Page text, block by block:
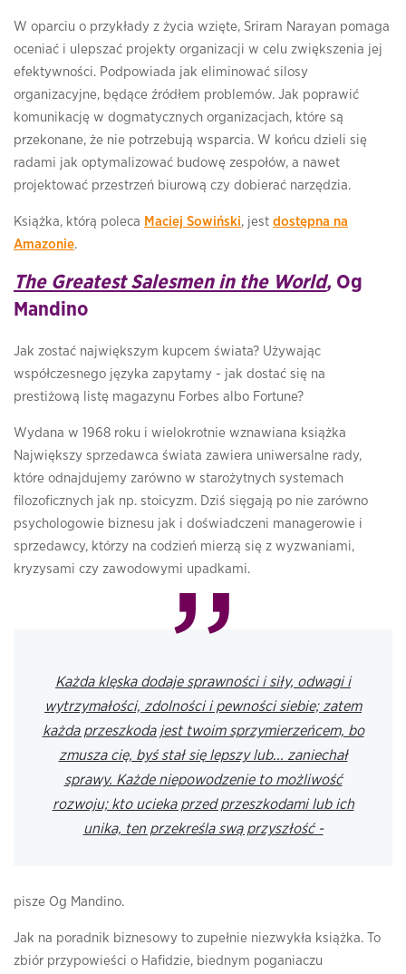
W oparciu o przykłady z życia wzięte, Sriram Narayan pomaga
oceniać i ulepszać projekty organizacji w celu zwiększenia jej
efektywności. Podpowiada jak eliminować silosy
organizacyjne, będące źródłem problemów. Jak poprawić
komunikację w dogmatycznych organizacjach, które są
przekonane, że nie potrzebują wsparcia. W końcu dzieli się
radami jak optymalizować budowę zespołów, a nawet
projektować przestrzeń biurową czy dobierać narzędzia.
Książka, którą poleca Maciej Sowiński, jest dostępna na
Amazonie.
The Greatest Salesmen in the World, Og
Mandino
Jak zostać największym kupcem świata? Używając
współczesnego języka zapytamy - jak dostać się na
prestiżową listę magazynu Forbes albo Fortune?
Wydana w 1968 roku i wielokrotnie wznawiana książka
Największy sprzedawca świata zawiera uniwersalne rady,
które odnajdujemy zarówno w starożytnych systemach
filozoficznych jak np. stoicyzm. Dziś sięgają po nie zarówno
psychologowie biznesu jak i doświadczeni managerowie i
sprzedawcy, którzy na codzień mierzą się z wyzwaniami,
kryzysami czy zawodowymi upadkami.
Każda klęska dodaje sprawności i siły, odwagi i
wytrzymałości, zdolności i pewności siebie; zatem
każda przeszkoda jest twoim sprzymierzeńcem, bo
zmusza cię, byś stał się lepszy lub... zaniechał
sprawy. Każde niepowodzenie to możliwość
rozwoju; kto ucieka przed przeszkodami lub ich
unika, ten przekreśla swą przyszłość -
pisze Og Mandino.
Jak na poradnik biznesowy to zupełnie niezwykła książka. To
zbiór przypowieści o Hafidzie, biednym poganiaczu